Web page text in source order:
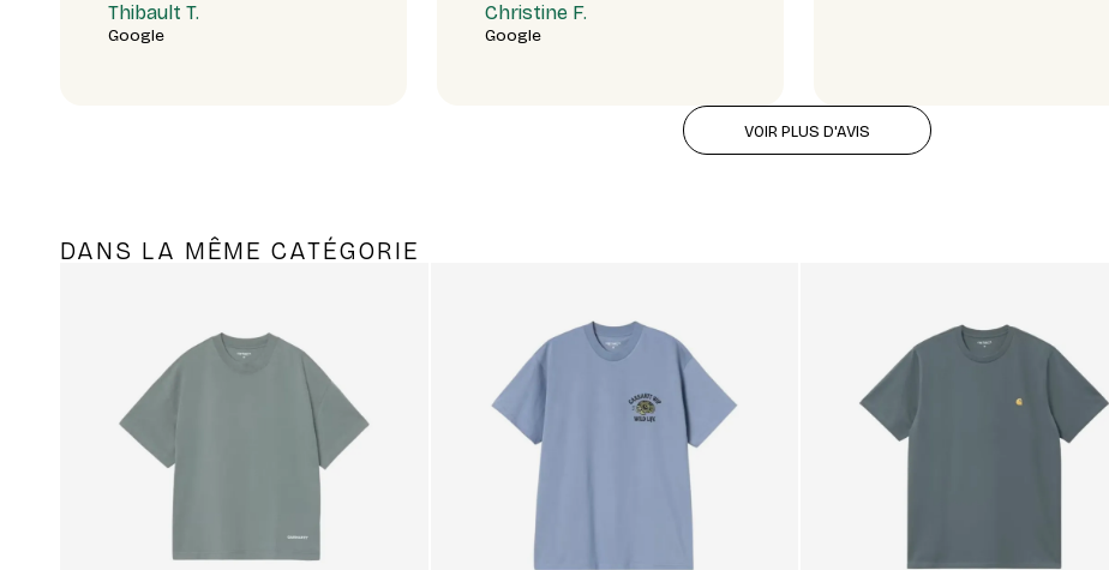
Thibault T.
Google
Christine F.
Google
VOIR PLUS D'AVIS
DANS LA MÊME CATÉGORIE